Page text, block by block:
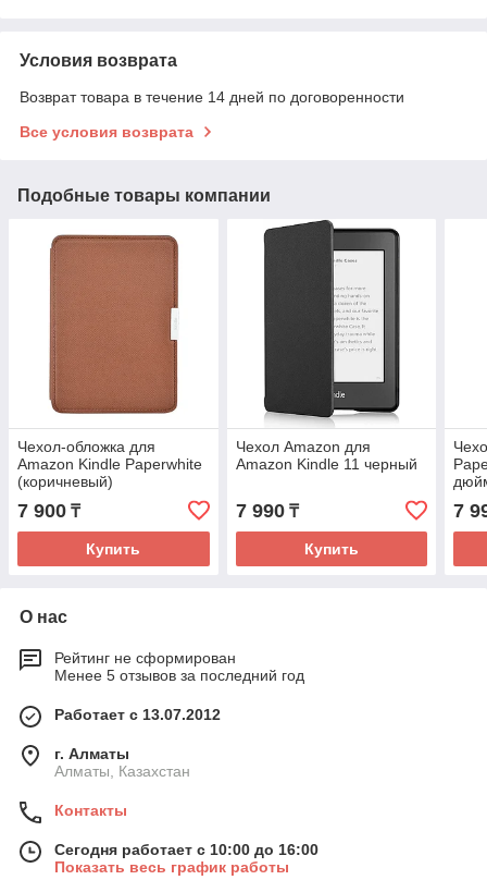
Условия возврата
Возврат товара в течение 14 дней по договоренности
Все условия возврата
Подобные товары компании
Чехол-обложка для
Amazon Kindle Paperwhite
(коричневый)
7 900 ₸
Купить
Чехол Amazon для
Amazon Kindle 11 черный
7 990₸
Купить
7
О нас
Рейтинг не сформирован
Менее 5 отзывов за последний год
Работает с 13.07.2012
г. Алматы
Алматы, Казахстан
Контакты
Сегодня работает с 10:00 до 16:00
Показать весь график работы